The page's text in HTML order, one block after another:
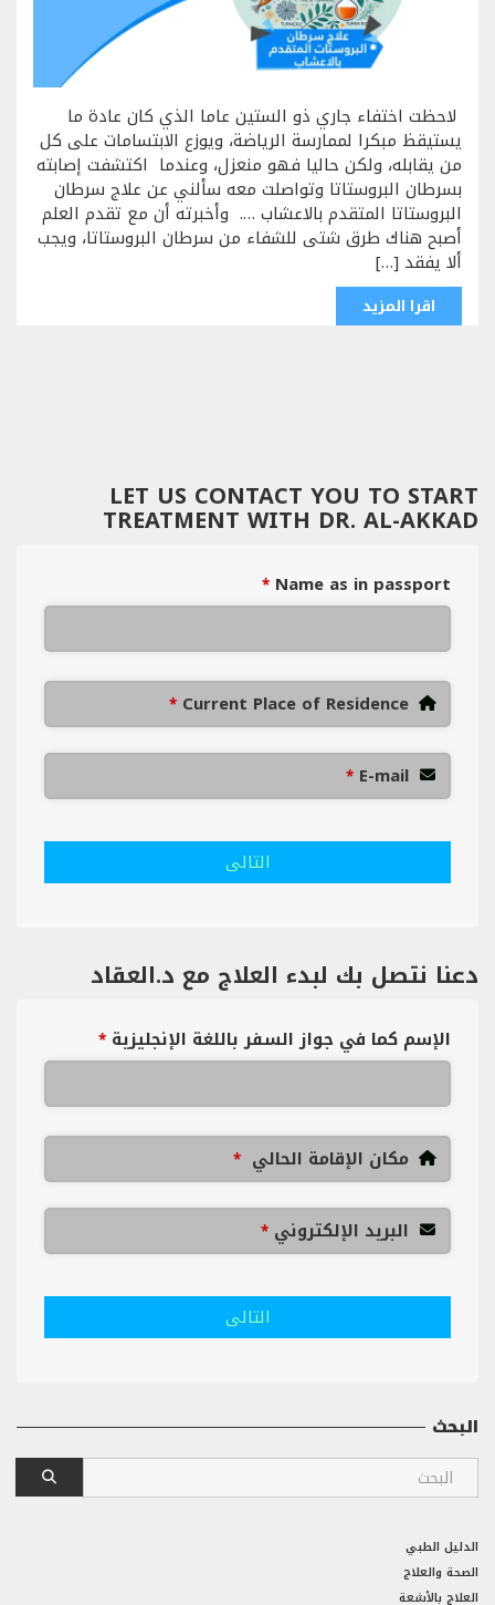
لاحظت اختفاء جاري ذو الستين عاما الذي كان عادة ما
يستيقظ مبكرا لممارسة الرياضة، ويوزع الابتسامات على كل
من يقابله، ولكن حاليا فهو منعزل، وعندما اكتشفت إصابته
بسرطان البروستاتا وتواصلت معه سألني عن علاج سرطان
البروستاتا المتقدم بالاعشاب …. وأخبرته أن مع تقدم العلم
أصبح هناك طرق شتى للشفاء من سرطان البروستاتا، ويجب
ألا يفقد […]
اقرا المزيد
LET US CONTACT YOU TO START
TREATMENT WITH DR. AL-AKKAD
Name as in passport
*
Current Place of Residence
*
E-mail
*
التالى
دعنا نتصل بك لبدء العلاج مع د.العقاد
الإسم كما في جواز السفر باللغة الإنجليزية *
مكان الإقامة الحالي *
البريد الإلكتروني *
التالى
البحث
الدليل الطبي
الصحة والعلاج
العلاج بالأشعة